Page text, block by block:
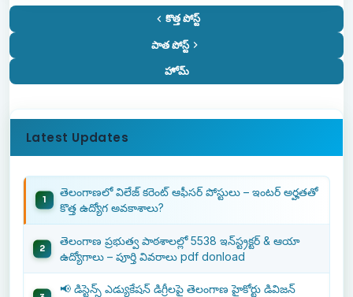
కొత్త పోస్ట్
పాత పోస్ట్
హోమ్
Latest Updates
తెలంగాణలో విలేజ్ కరెంట్ ఆఫీసర్ పోస్టులు – ఇంటర్ అర్హతతో
కొత్త ఉద్యోగ అవకాశాలు?
తెలంగాణ ప్రభుత్వ పాఠశాలల్లో 5538 ఇన్‌స్ట్రక్టర్ & ఆయా
ఉద్యోగాలు – పూర్తి వివరాలు pdf donload
📢 డిస్టెన్స్ ఎడ్యుకేషన్ డిగ్రీలపై తెలంగాణ హైకోర్టు డివిజన్